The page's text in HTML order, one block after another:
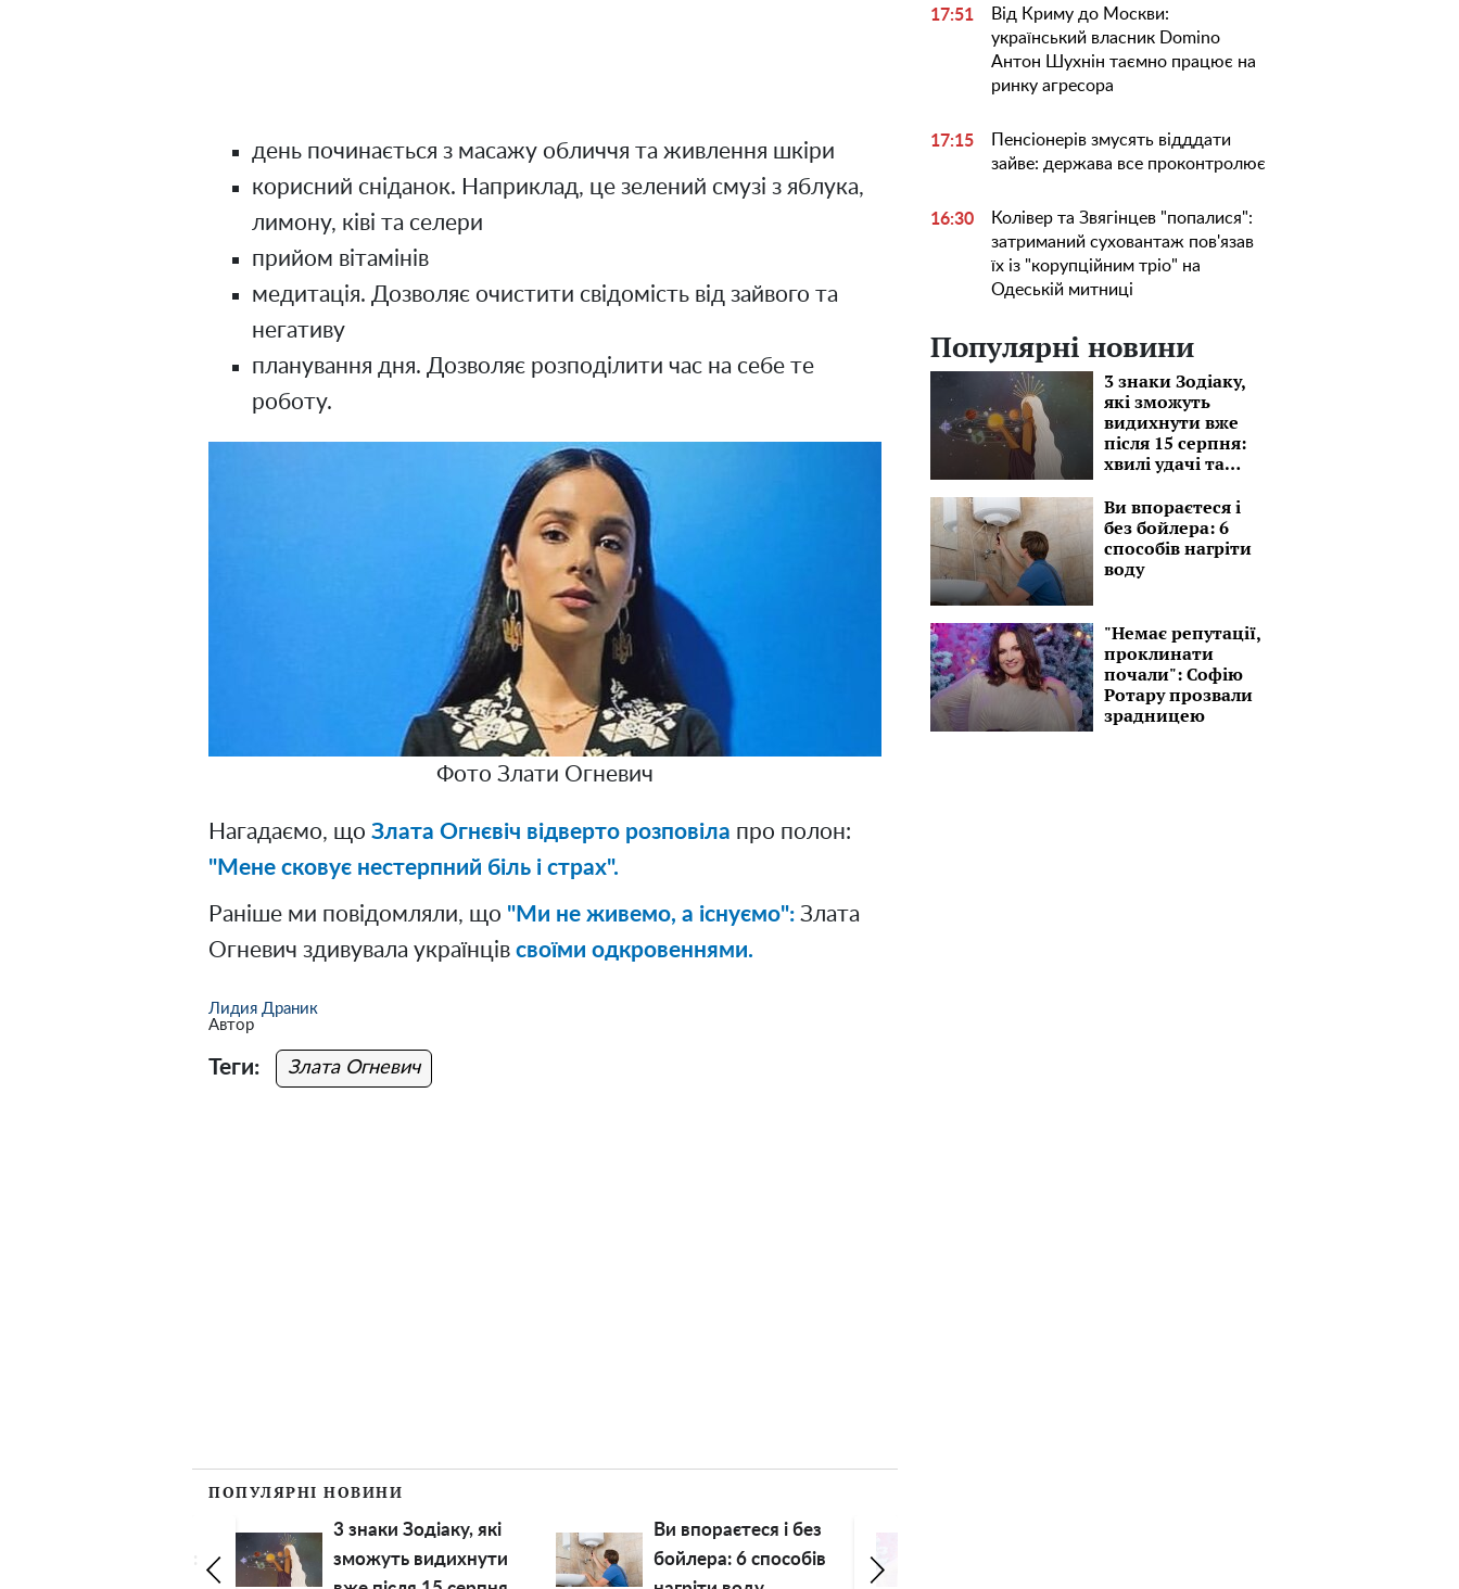
день починається з масажу обличчя та живлення шкіри
корисний сніданок. Наприклад, це зелений смузі з яблука,
лимону, ківі та селери
прийом вітамінів
медитація. Дозволяє очистити свідомість від зайвого та
негативу
планування дня. Дозволяє розподілити час на себе те
роботу.
Фото Злати Огневич
Нагадаємо, що Злата Огнєвіч відверто розповіла про полон:
"Мене сковує нестерпний біль і страх".
Раніше ми повідомляли, що "Ми не живемо, а існуємо": Злата
Огневич здивувала українців своїми одкровеннями.
Лидия Драник
Автор
Теги: Злата Огневич
ПОПУЛЯРНІ НОВИНИ
3 знаки Зодіаку, які
зможуть видихнути
Ви впораєтеся і без
бойлера: 6 способів
"Немає репутації,
проклинати почали":
17:51
Від Криму до Москви:
український власник Domino
Антон Шухнін таємно працює на
ринку агресора
17:15
Пенсіонерів змусять відддати
зайве: держава все проконтролює
16:30
Колівер та Звягінцев "попалися":
затриманий суховантаж пов'язав
їх із "корупційним тріо" на
Одеській митниці
Популярні новини
3 знаки Зодіаку,
які зможуть
видихнути вже
після 15 серпня:
хвилі удачі та
Ви впораєтеся і
без бойлера: 6
способів нагріти
воду
"Немає репутації,
проклинати
почали": Софію
Ротару прозвали
зрадницею